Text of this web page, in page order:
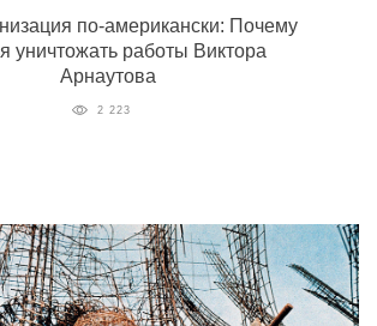
по-американски: Почему
уничтожать работы Виктора
Арнаутова
2 223